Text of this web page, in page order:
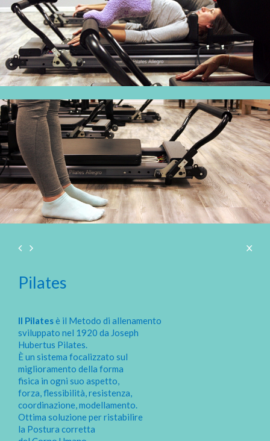
Pilates
Il Pilatesè il Metodo di allenamento
sviluppato nel 1920 da Joseph
Hubertus Pilates.
È un sistema focalizzato sul
miglioramento della forma
fisica in ogni suo aspetto,
forza, flessibilità, resistenza,
coordinazione, modellamento.
Ottima soluzione per ristabilire
la Postura corretta